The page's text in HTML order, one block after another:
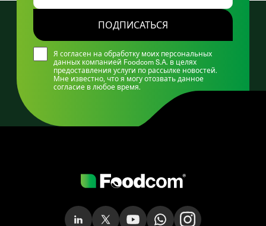
Я согласен на обработку моих персональных
данных компанией Foodcom S.A. в целях
предоставления услуги по рассылке новостей.
Мне известно, что я могу отозвать данное
согласие в любое время.
ПОДПИСАТЬСЯ